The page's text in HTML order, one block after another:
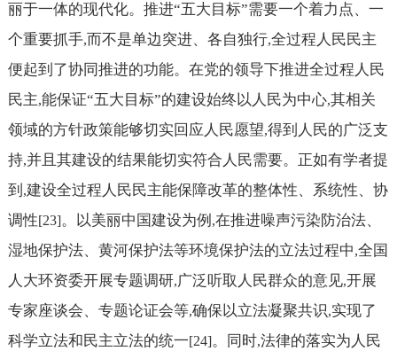
丽于一体的现代化。推进“五大目标”需要一个着力点、一
个重要抓手,而不是单边突进、各自独行,全过程人民民主
便起到了协同推进的功能。在党的领导下推进全过程人民
民主,能保证“五大目标”的建设始终以人民为中心,其相关
领域的方针政策能够切实回应人民愿望,得到人民的广泛支
持,并且其建设的结果能切实符合人民需要。正如有学者提
到 ,建设全过程人民民主能保障改革的整体性、系统性、协
调性[23]。以美丽中国建设为例 ,在推进噪声污染防治法、
湿地保护法、黄河保护法等环境保护法的立法过程中,全国
人大环资委开展专题调研,广泛听取人民群众的意见,开展
专家座谈会、专题论证会等,确保以立法凝聚共识,实现了
科学立法和民主立法的统一[24]。同时,法律的落实为人民